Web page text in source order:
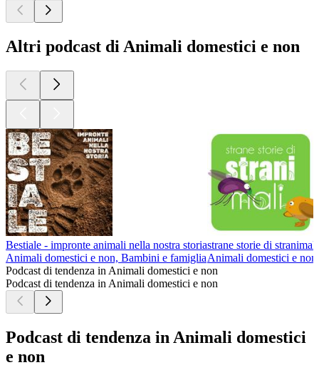
Altri podcast di Animali domestici e non
Bestiale - impronte animali nella nostra storia
Animali domestici e non, Bambini e famiglia
strane storie di stranimali
Animali domestici e
Podcast di tendenza in Animali domestici e non
Podcast di tendenza in Animali domestici e non
Podcast di tendenza in Animali domestici
e non